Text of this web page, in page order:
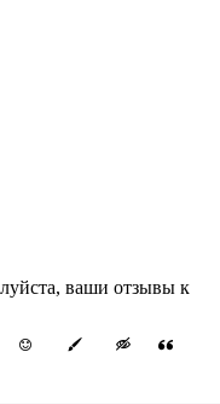
ваши отзывы к